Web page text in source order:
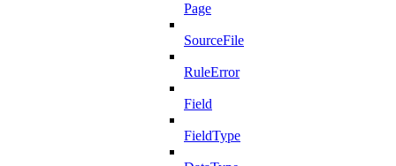
Page
SourceFile
RuleError
Field
FieldType